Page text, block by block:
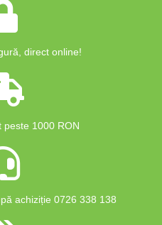
direct online!
peste 1000 RON
achiziție 0726 338 138